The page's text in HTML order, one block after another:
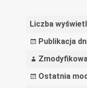
Liczba
Publikacja
Ostatnia